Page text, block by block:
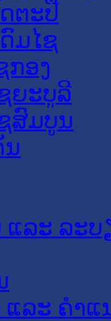
ຕະປື
ມໄຊ
ກອງ
ຍະບູລີ
ສົມບູນ
ແລະ ລະບ
ລະ ຄໍາແ